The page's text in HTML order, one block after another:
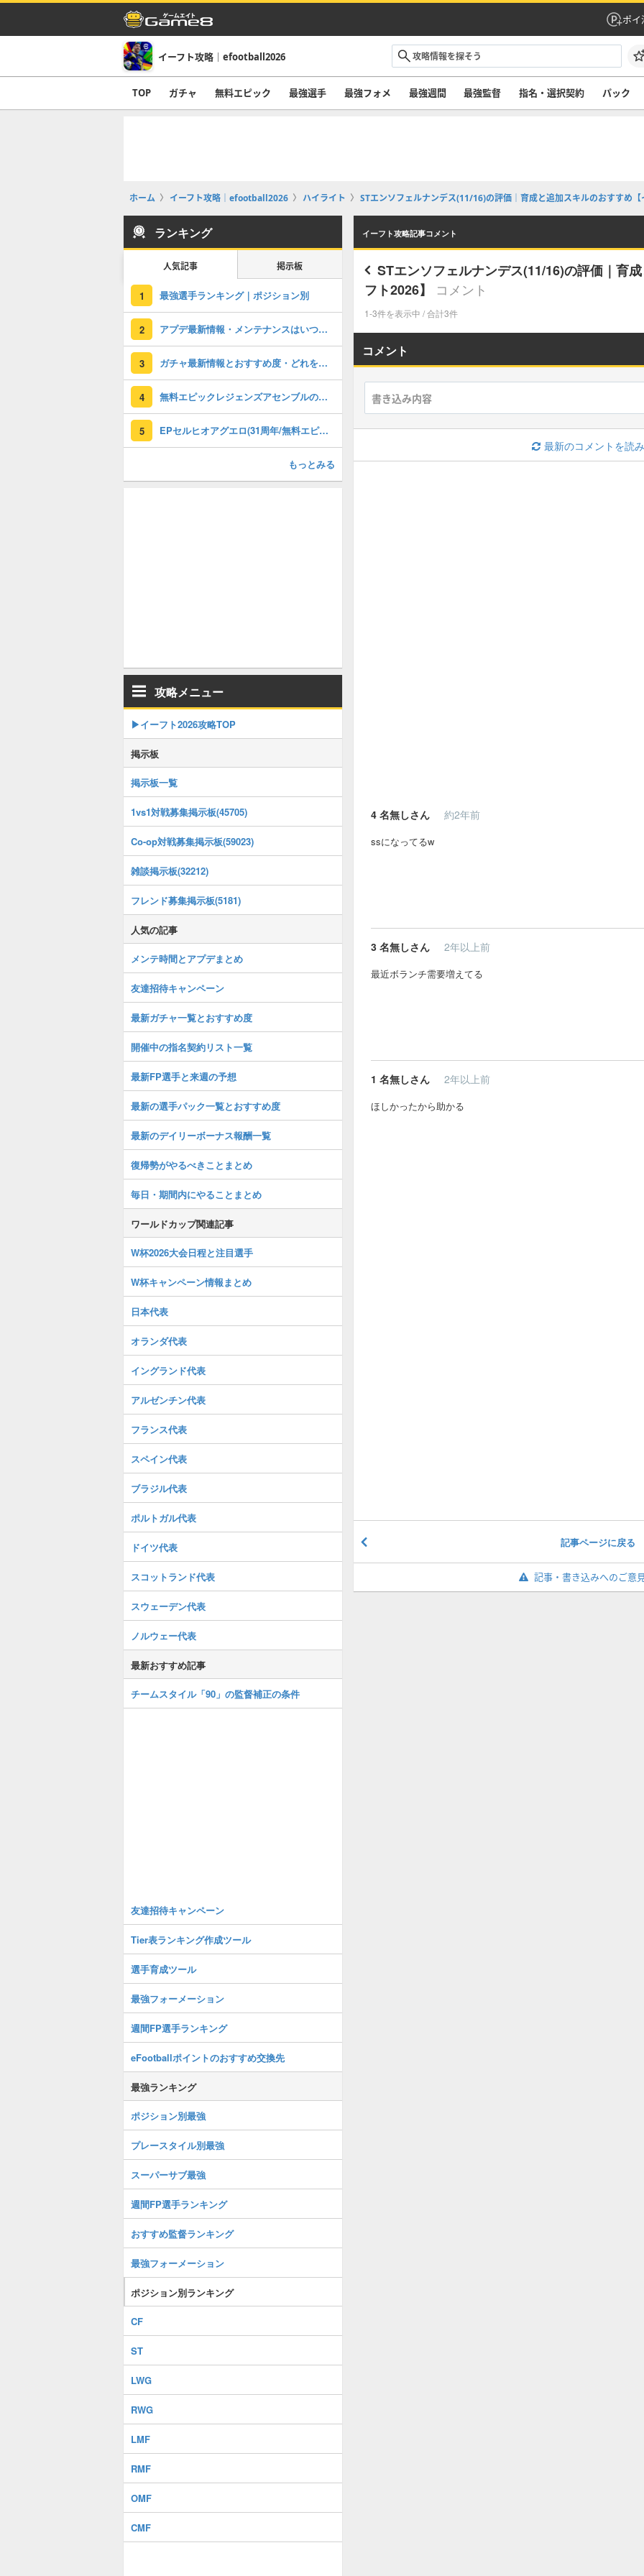
ポイ
イーフト攻略｜efootball2026
TOP ガチャ 無料エピック 最強選手 最強フォメ 最強週間 最強監督 指名・選択契約 パック
ホーム イーフト攻略｜efootball2026 ハイライト STエンソフェルナンデス(11/16)の評価｜育成と追加スキルのおすすめ【
イーフト攻略記事コメント
STエンソフェルナンデス(11/16)の評価｜育
フト2026】
コメント
1-3件を表示中 / 合計3件
コメント
最新のコメントを読
4 名無しさん 約2年前
ssになってるw
3 名無しさん 2年以上前
最近ボランチ需要増えてる
1 名無しさん 2年以上前
ほしかったから助かる
記事ページに戻る
記事・書き込みへのご意
ランキング
人気記事 掲示板
1 最強選手ランキング｜ポジション別
2 アプデ最新情報・メンテナンスはいつまで？
3 ガチャ最新情報とおすすめ度・どれを引くべき？
4 無料エピックレジェンズアセンブルのおすすめ選択(当たり)選手ランキングと引き方
5 EPセルヒオアグエロ(31周年/無料エピック)の評価とおすすめ育成・スキル追加
もっとみる
攻略メニュー
▶イーフト2026攻略TOP
掲示板
掲示板一覧
1vs1対戦募集掲示板(45705)
Co-op対戦募集掲示板(59023)
雑談掲示板(32212)
フレンド募集掲示板(5181)
人気の記事
メンテ時間とアプデまとめ
友達招待キャンペーン
最新ガチャ一覧とおすすめ度
開催中の指名契約リスト一覧
最新FP選手と来週の予想
最新の選手パック一覧とおすすめ度
最新のデイリーボーナス報酬一覧
復帰勢がやるべきことまとめ
毎日・期間内にやることまとめ
ワールドカップ関連記事
W杯2026大会日程と注目選手
W杯キャンペーン情報まとめ
日本代表
オランダ代表
イングランド代表
アルゼンチン代表
フランス代表
スペイン代表
ブラジル代表
ポルトガル代表
ドイツ代表
スコットランド代表
スウェーデン代表
ノルウェー代表
最新おすすめ記事
チームスタイル「90」の監督補正の条件
友達招待キャンペーン
Tier表ランキング作成ツール
選手育成ツール
最強フォーメーション
週間FP選手ランキング
eFootballポイントのおすすめ交換先
最強ランキング
ポジション別最強
プレースタイル別最強
スーパーサブ最強
週間FP選手ランキング
おすすめ監督ランキング
最強フォーメーション
ポジション別ランキング
CF
ST
LWG
RWG
LMF
RMF
OMF
CMF